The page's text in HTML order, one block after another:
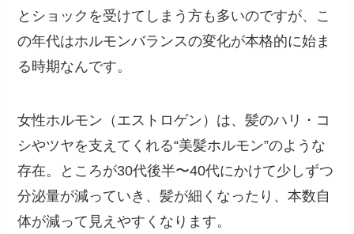
とショックを受けてしまう方も多いのですが、こ
の年代はホルモンバランスの変化が本格的に始ま
る時期なんです。
女性ホルモン（エストロゲン）は、髪のハリ・コ
シやツヤを支えてくれる“美髪ホルモン”のような
存在。ところが30代後半〜40代にかけて少しずつ
分泌量が減っていき、髪が細くなったり、本数自
体が減って見えやすくなります。